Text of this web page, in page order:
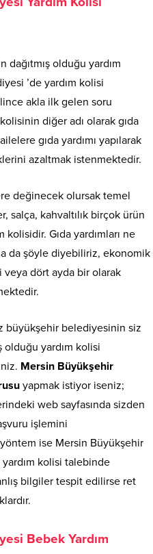
olduğu yardım
’de yardım kolisi
akla ilk gelen soru
diğer adı olarak gıda
gıda yardımı yapılarak
azaltmak istenmektedir.
değinecek olursak temel
salça, kahvaltılık birçok ürün
kolisidir. Gıda yardımları ne
da şöyle diyebiliriz, ekonomik
dört ayda bir olarak
büyükşehir belediyesinin siz
olduğu yardım kolisi
Mersin Büyükşehir
yapmak istiyor iseniz;
web sayfasında sizden
işlemini
ise Mersin Büyükşehir
kolisi talebinde
bilgiler tespit edilirse ret
Bebek Yardım